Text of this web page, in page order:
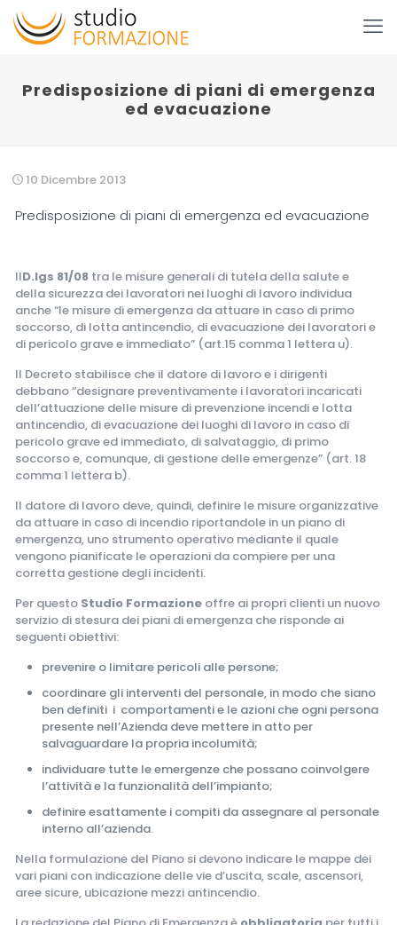
Predisposizione di piani di emergenza
ed evacuazione
10 Dicembre 2013
Predisposizione di piani di emergenza ed evacuazione
IlD.lgs 81/08 tra le misure generali di tutela della salute e
della sicurezza dei lavoratori nei luoghi di lavoro individua
anche “le misure di emergenza da attuare in caso di primo
soccorso, di lotta antincendio, di evacuazione dei lavoratori e
di pericolo grave e immediato” (art.15 comma 1 lettera u).
Il Decreto stabilisce che il datore di lavoro e i dirigenti
debbano “designare preventivamente i lavoratori incaricati
dell’attuazione delle misure di prevenzione incendi e lotta
antincendio, di evacuazione dei luoghi di lavoro in caso di
pericolo grave ed immediato, di salvataggio, di primo
soccorso e, comunque, di gestione delle emergenze” (art. 18
comma 1 lettera b).
Il datore di lavoro deve, quindi, definire le misure organizzative
da attuare in caso di incendio riportandole in un piano di
emergenza, uno strumento operativo mediante il quale
vengono pianificate le operazioni da compiere per una
corretta gestione degli incidenti.
Per questo Studio Formazione offre ai propri clienti un nuovo
servizio di stesura dei piani di emergenza che risponde ai
seguenti obiettivi:
prevenire o limitare pericoli alle persone;
coordinare gli interventi del personale, in modo che siano
ben definiti i comportamenti e le azioni che ogni persona
presente nell’Azienda deve mettere in atto per
salvaguardare la propria incolumità;
individuare tutte le emergenze che possano coinvolgere
l’attività e la funzionalità dell’impianto;
definire esattamente i compiti da assegnare al personale
interno all’azienda.
Nella formulazione del Piano si devono indicare le mappe dei
vari piani con indicazione delle vie d’uscita, scale, ascensori,
aree sicure, ubicazione mezzi antincendio.